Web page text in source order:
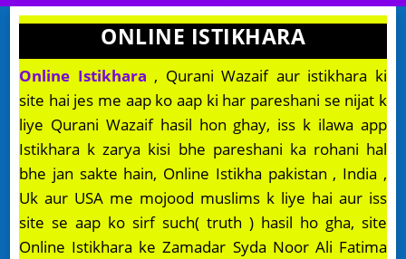
ONLINE ISTIKHARA
Online Istikhara , Qurani Wazaif aur istikhara ki
site hai jes me aap ko aap ki har pareshani se nijat k
liye Qurani Wazaif hasil hon ghay, iss k ilawa app
Istikhara k zarya kisi bhe pareshani ka rohani hal
bhe jan sakte hain, Online Istikha pakistan , India ,
Uk aur USA me mojood muslims k liye hai aur iss
site se aap ko sirf such( truth ) hasil ho gha, site
Online Istikhara ke Zamadar Syda Noor Ali Fatima